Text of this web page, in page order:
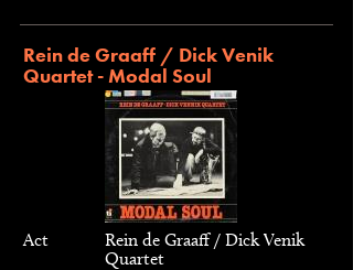
Rein de Graaff / Dick Venik
Quartet - Modal Soul
Act
Rein de Graaff / Dick Venik
Quartet